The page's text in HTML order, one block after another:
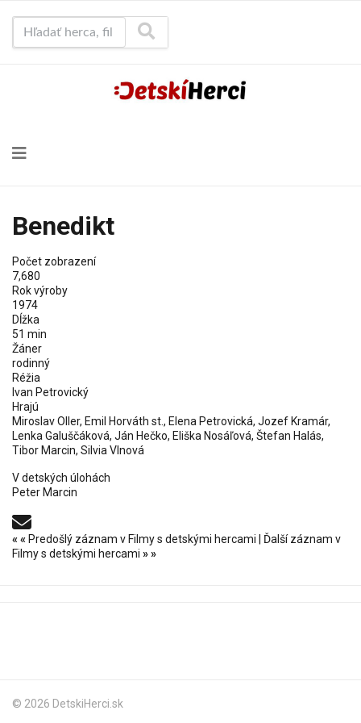
Benedikt
Počet zobrazení
7,680
Rok výroby
1974
Dĺžka
51 min
Žáner
rodinný
Réžia
Ivan Petrovický
Hrajú
Miroslav Oller, Emil Horváth st., Elena Petrovická, Jozef Kramár,
Lenka Galuščáková, Ján Hečko, Eliška Nosáľová, Štefan Halás,
Tibor Marcin, Silvia Vlnová
V detských úlohách
Peter Marcin
«« Predošlý záznam v Filmy s detskými hercami
Ďalší záznam v
Filmy s detskými hercami »»
© 2026 DetskiHerci.sk